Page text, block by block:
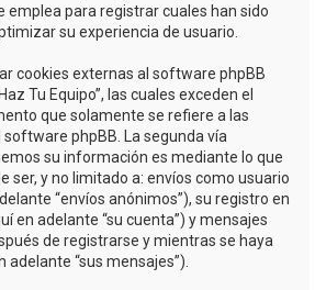
emplea para registrar cuales han sido
su experiencia de usuario.
cookies externas al software phpBB
Tu Equipo”, las cuales exceden el
que solamente se refiere a las
phpBB. La segunda vía
su información es mediante lo que
ser, y no limitado a: envíos como usuario
“envíos anónimos”), su registro en
en adelante “su cuenta”) y mensajes
de registrarse y mientras se haya
“sus mensajes”).